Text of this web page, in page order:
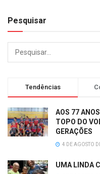
Pesquisar
Tendências
AOS 77
TOPO DO
GERAÇÕES
4 DE AGOSTO
UMA LINDA